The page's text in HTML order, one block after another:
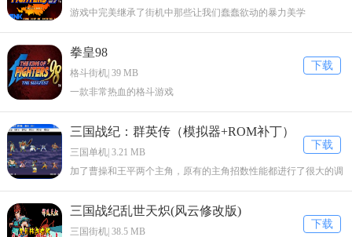
游戏中完美继承了街机中那些让我们蠢蠢欲动的暴力美学
下载
拳皇98
格斗街机| 39 MB
一款非常热血的格斗游戏
下载
三国战纪：群英传（模拟器+ROM补丁）
三国单机| 3.21 MB
加了曹操和王平两个主角，原有的主角招数性能都进行了很大的调
下载
三国战纪乱世天炽(风云修改版)
三国街机| 38.5 MB